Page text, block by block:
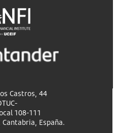
Castros, 44
108-111
España.